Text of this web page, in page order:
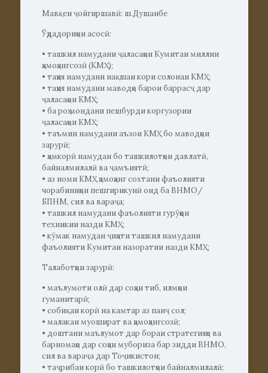
Мавқеи ҷойгиршавӣ: ш.Душанбе
Ўҳдадориҳои асосӣ:
• ташкил намудани ҷаласаҳои Кумитаи миллии
ҳамоҳангсозӣ (КМҲ);
• таҳия намудани нақшаи кори солонаи КМҲ;
• таҳия намудани маводҳо барои баррасҷ дар
ҷаласаҳои КМҲ;
• ба роҳ мондани пешбурди коргузории
ҷаласаҳои КМҲ;
• таъмин намудани аъзои КМҲ бо маводҳои
зарурӣ;
• ҳамкорӣ намудан бо ташкилотҳои давлатӣ,
байналмилалӣ ва ҷамъиятӣ;
• аз номи КМҲ ҳамоҳанг сохтани фаъолияти
чорабиниҳои пешгирикунӣ оид ба ВНМО/
БПНМ, сил ва вараҷа;
• ташкил намудани фаъолияти гурўҳҳои
техникии назди КМҲ;
• кўмак намудан ҷиҳати ташкил намудани
фаъолияти Кумитаи назоратии назди КМҲ;
Талаботҳои зарурӣ:
• маълумоти олӣ дар соҳаи тиб, илмҳои
гуманитарӣ;
• собиқаи корӣ на камтар аз панҷ сол;
• малакаи муошират ва ҳамоҳангсозӣ;
• доштани маълумот дар бораи стратегияҳо ва
барномаҳо дар соҳаи мубориза бар зидди ВНМО,
сил ва вараҷа дар Тоҷикистон;
• таҷрибаи корӣ бо ташкилотҳои байналмилалӣ;